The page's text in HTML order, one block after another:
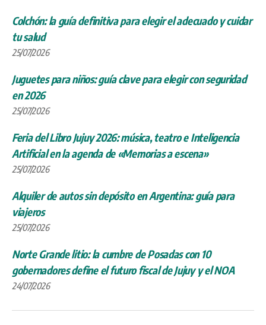
Colchón: la guía definitiva para elegir el adecuado y cuidar
tu salud
25/07/2026
Juguetes para niños: guía clave para elegir con seguridad
en 2026
25/07/2026
Feria del Libro Jujuy 2026: música, teatro e Inteligencia
Artificial en la agenda de «Memorias a escena»
25/07/2026
Alquiler de autos sin depósito en Argentina: guía para
viajeros
25/07/2026
Norte Grande litio: la cumbre de Posadas con 10
gobernadores define el futuro fiscal de Jujuy y el NOA
24/07/2026